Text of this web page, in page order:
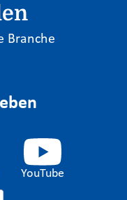
Branche
YouTube